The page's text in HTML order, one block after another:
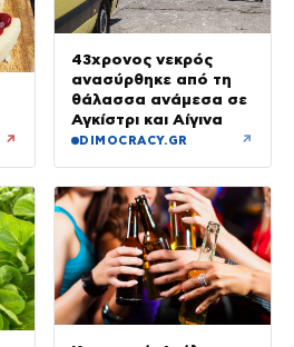
↗
43χρονος νεκρός
ανασύρθηκε από τη
θάλασσα ανάμεσα σε
Αγκίστρι και Αίγινα
DIMOCRACY.GR ↗